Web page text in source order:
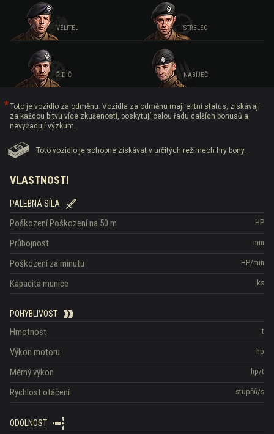
VELITEL STŘELEC
ŘIDIČ NABÍJEČ
Toto je vozidlo za odměnu. Vozidla za odměnu mají elitní status, získávají
za každou bitvu více zkušeností, poskytují celou řadu dalších bonusů a
nevyžadují výzkum.
Toto vozidlo je schopné získávat v určitých režimech hry bony.
VLASTNOSTI
PALEBNÁ SÍLA
HP
PoškozeníPoškození na 50 m
mm
Průbojnost
HP/min
Poškození za minutu
ks
Kapacita munice
POHYBLIVOST
t
Hmotnost
hp
Výkon motoru
hp/t
Měrný výkon
stupňů/s
Rychlost otáčení
ODOLNOST